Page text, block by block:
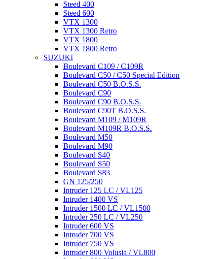
Steed 400
Steed 600
VTX 1300
VTX 1300 Retro
VTX 1800
VTX 1800 Retro
SUZUKI
Boulevard C109 / C109R
Boulevard C50 / C50 Special Edition
Boulevard C50 B.O.S.S.
Boulevard C90
Boulevard C90 B.O.S.S.
Boulevard C90T B.O.S.S.
Boulevard M109 / M109R
Boulevard M109R B.O.S.S.
Boulevard M50
Boulevard M90
Boulevard S40
Boulevard S50
Boulevard S83
GN 125/250
Intruder 125 LC / VL125
Intruder 1400 VS
Intruder 1500 LC / VL1500
Intruder 250 LC / VL250
Intruder 600 VS
Intruder 700 VS
Intruder 750 VS
Intruder 800 Volusia / VL800